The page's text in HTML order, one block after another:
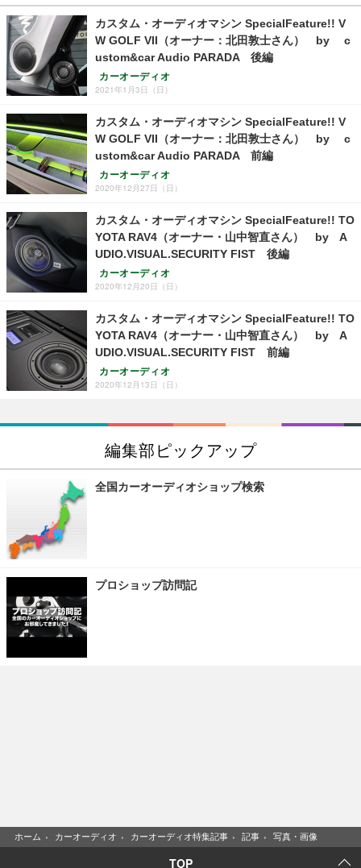
カスタム・オーディオマシン SpecialFeature!! V
W GOLF VII（オーナー：北田敦士さん） by c
ustom&car Audio PARADA 後編
カーオーディオ
2021年1月3日（日）
カスタム・オーディオマシン SpecialFeature!! V
W GOLF VII（オーナー：北田敦士さん） by c
ustom&car Audio PARADA 前編
カーオーディオ
2020年12月27日（日）
カスタム・オーディオマシン SpecialFeature!! TO
YOTA RAV4（オーナー・山中智直さん） by A
UDIO.VISUAL.SECURITY FIST 後編
カーオーディオ
2020年12月20日（日）
カスタム・オーディオマシン SpecialFeature!! TO
YOTA RAV4（オーナー・山中智直さん） by A
UDIO.VISUAL.SECURITY FIST 前編
カーオーディオ
2020年12月13日（日）
編集部ピックアップ
全国カーオーディオショップ検索
プロショップ訪問記
ホーム › カーオーディオ › カーオーディオ特集記事 › 記事 › 写真・画像
TOP